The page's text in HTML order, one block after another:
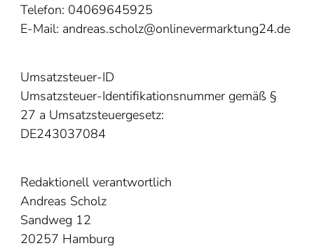
Telefon: 04069645925
E-Mail: andreas.scholz@onlinevermarktung24.de
Umsatzsteuer-ID
Umsatzsteuer-Identifikationsnummer gemäß §
27 a Umsatzsteuergesetz:
DE243037084
Redaktionell verantwortlich
Andreas Scholz
Sandweg 12
20257 Hamburg